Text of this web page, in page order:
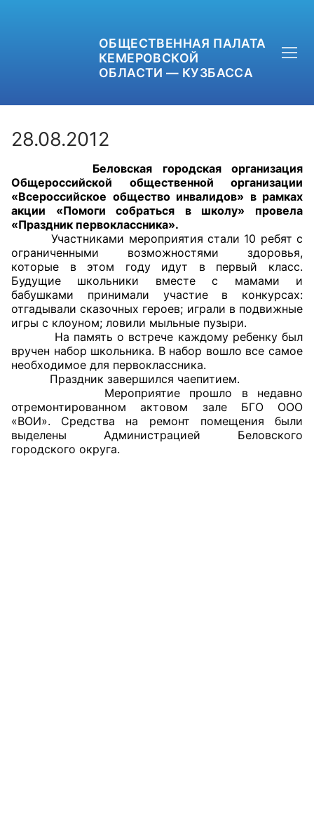
ОБЩЕСТВЕННАЯ ПАЛАТА
КЕМЕРОВСКОЙ
ОБЛАСТИ — КУЗБАССА
+7 (3842) 58-82-40
OPKO42@BK.RU
ОБРАТНАЯ СВЯЗЬ
Главная
Общественные советы
Общественные советы при территориальных
органах федеральных органов
исполнительной власти
28.08.2012
Беловская городская организация
Общероссийской общественной организации
«Всероссийское общество инвалидов» в рамках
акции «Помоги собраться в школу» провела
«Праздник первоклассника».
Участниками мероприятия стали 10 ребят с
ограниченными возможностями здоровья,
которые в этом году идут в первый класс.
Будущие школьники вместе с мамами и
бабушками принимали участие в конкурсах:
отгадывали сказочных героев; играли в подвижные
игры с клоуном; ловили мыльные пузыри.
На память о встрече каждому ребенку был
вручен набор школьника. В набор вошло все самое
необходимое для первоклассника.
Праздник завершился чаепитием.
Мероприятие прошло в недавно
отремонтированном актовом зале БГО ООО
«ВОИ». Средства на ремонт помещения были
выделены Администрацией Беловского
городского округа.